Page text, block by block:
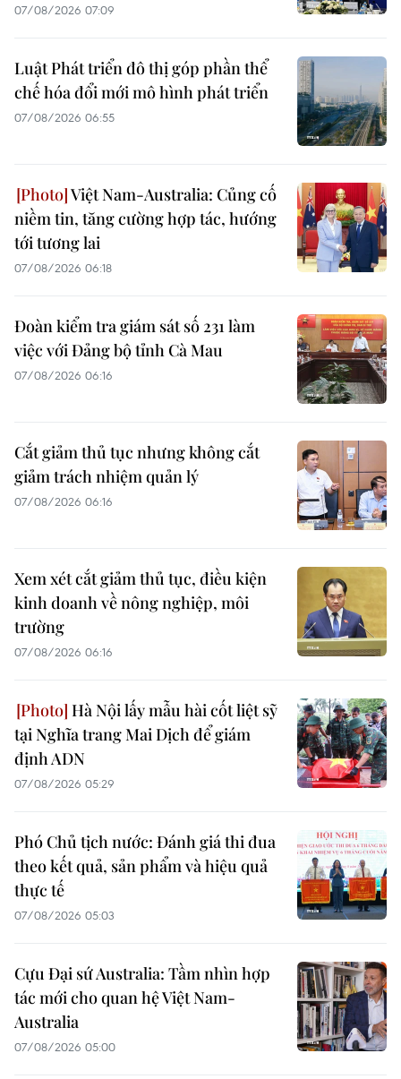
07/08/2026 07:09
Luật Phát triển đô thị góp phần thể
chế hóa đổi mới mô hình phát triển
07/08/2026 06:55
Việt Nam-Australia: Củng cố
niềm tin, tăng cường hợp tác, hướng
tới tương lai
07/08/2026 06:18
Đoàn kiểm tra giám sát số 231 làm
việc với Đảng bộ tỉnh Cà Mau
07/08/2026 06:16
Cắt giảm thủ tục nhưng không cắt
giảm trách nhiệm quản lý
07/08/2026 06:16
Xem xét cắt giảm thủ tục, điều kiện
kinh doanh về nông nghiệp, môi
trường
07/08/2026 06:16
Hà Nội lấy mẫu hài cốt liệt sỹ
tại Nghĩa trang Mai Dịch để giám
định ADN
07/08/2026 05:29
Phó Chủ tịch nước: Đánh giá thi đua
theo kết quả, sản phẩm và hiệu quả
thực tế
07/08/2026 05:03
Cựu Đại sứ Australia: Tầm nhìn hợp
tác mới cho quan hệ Việt Nam-
Australia
07/08/2026 05:00